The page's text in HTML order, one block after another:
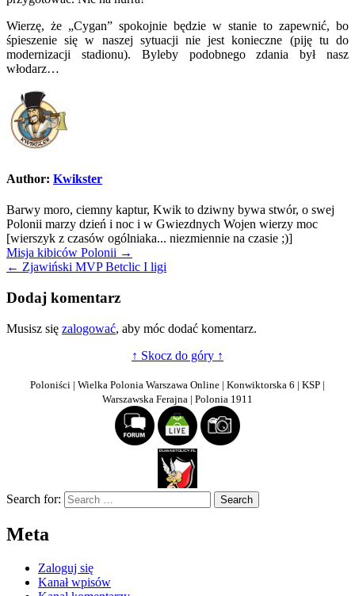
Wierzę, że „Cygan” spokojnie będzie w stanie to zapewnić, bo
śpieszenie się w naszej sytuacji nie jest konieczne (piję tu do
modernizacji stadionu). Byleby podobnego zdania był nasz
włodarz…
Author: Kwikster
Barwy moro, ciemny kaptur, Kwik to dziwny bywa stwór, o swej
Polonii marzy dzień i noc i w Gwiezdnych Wojen wierzy moc
[wierszyk z czasów ogólniaka... niezmiennie na czasie ;)]
Nawigacja
wpisu
Misja kibiców Polonii →
← Zjawiński MVP Betclic I ligi
Dodaj komentarz
Musisz się zalogować, aby móc dodać komentarz.
↑ Skocz do góry ↑
Poloniści | Wielka Polonia Warszawa Online | Konwiktorska 6 | KSP |
Warszawska Ferajna | Polonia 1911
Search for:
Meta
Zaloguj się
Kanał wpisów